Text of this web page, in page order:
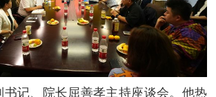
、院长屈善孝主持座谈会。他热